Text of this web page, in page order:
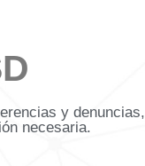
y denuncias,
necesaria.